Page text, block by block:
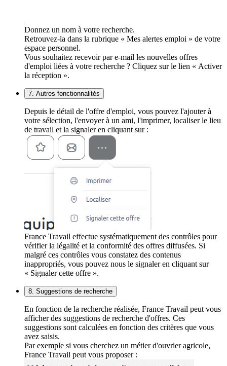
Donnez un nom à votre recherche.
Retrouvez-la dans la rubrique « Mes alertes emploi » de votre
espace personnel.
Vous souhaitez recevoir par e-mail les nouvelles offres
d'emploi liées à votre recherche ? Cliquez sur le lien « Activer
la réception ».
7. Autres fonctionnalités
Depuis le détail de l'offre d'emploi, vous pouvez l'ajouter à
votre sélection, l'envoyer à un ami, l'imprimer, localiser le lieu
de travail et la signaler en cliquant sur :
France Travail effectue systématiquement des contrôles pour
vérifier la légalité et la conformité des offres diffusées. Si
malgré ces contrôles vous constatez des contenus
inappropriés, vous pouvez nous le signaler en cliquant sur
« Signaler cette offre ».
8. Suggestions de recherche
En fonction de la recherche réalisée, France Travail peut vous
afficher des suggestions de recherche d'offres. Ces
suggestions sont calculées en fonction des critères que vous
avez saisis.
Par exemple si vous cherchez un métier d'ouvrier agricole,
France Travail peut vous proposer :